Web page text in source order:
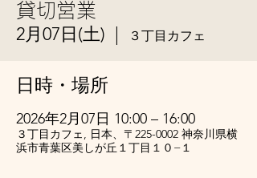
貸切営業
2月07日(土) ３丁目カフェ
日時・場所
2026年2月07日 10:00 – 16:00
３丁目カフェ, 日本、〒225-0002 神奈川県横
浜市青葉区美しが丘１丁目１０−１